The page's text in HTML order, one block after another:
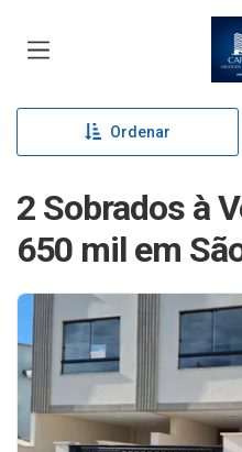
Ordenar
2 Sobrados à
650 mil em